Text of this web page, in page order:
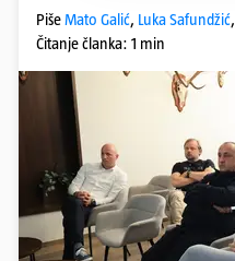
PišeMato Galić, Luka Safundžić,
Čitanje članka: 1 min